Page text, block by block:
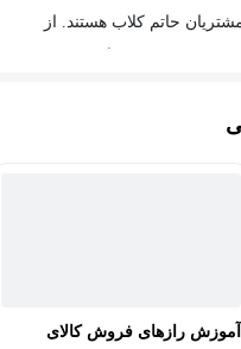
حاتم کلاب هستند. از
آموزش رازهای فروش کالای